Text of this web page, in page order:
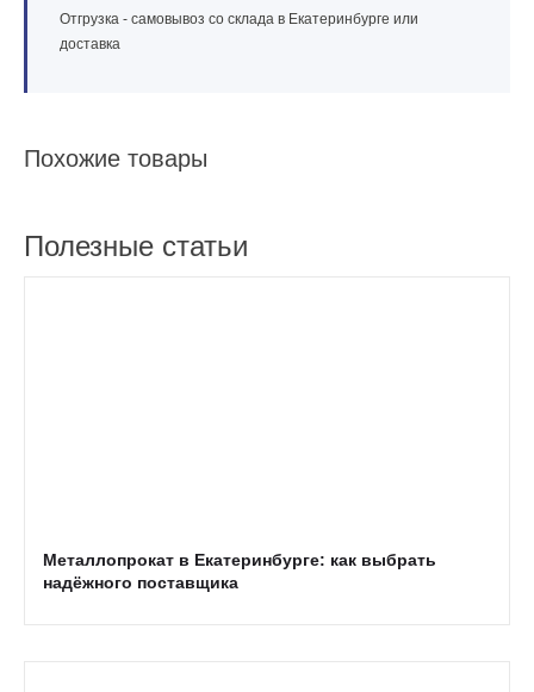
Отгрузка - самовывоз со склада в Екатеринбурге или
доставка
Похожие товары
Полезные статьи
Металлопрокат в Екатеринбурге: как выбрать
надёжного поставщика